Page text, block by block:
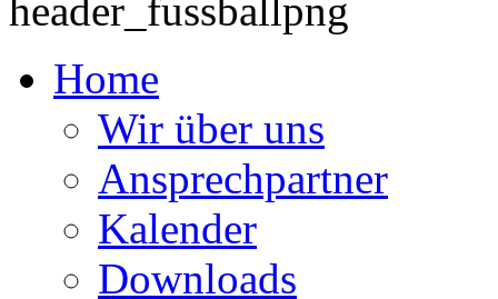
Home
Wir über uns
Ansprechpartner
Kalender
Downloads